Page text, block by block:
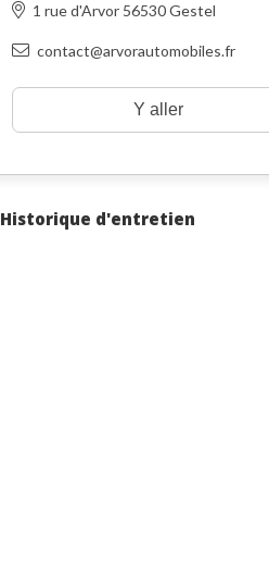
1 rue d'Arvor 56530 Gestel
contact@arvorautomobiles.fr
Y aller
Historique d'entretien